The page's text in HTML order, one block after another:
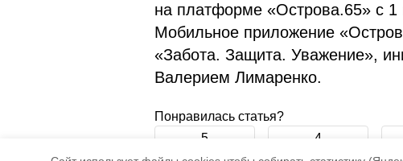
на платформе «Острова.65» с 1
Мобильное приложение
«Забота. Защита. Уважение»,
Валерием Лимаренко.
Понравилась статья?
5 4